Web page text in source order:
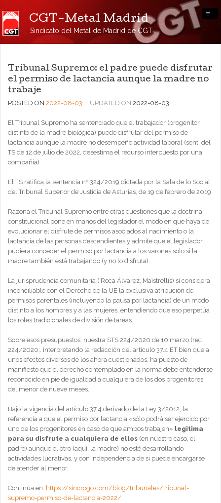
CGT-Metal Madrid
Sindicato del Metal de Madrid de CGT
-
Tribunal Supremo: el padre puede disfrutar
el permiso de lactancia aunque la madre no
trabaje
POSTED ON 2022-08-03 UPDATED ON 2022-08-03
El Tribunal Supremo ha sentenciado que el trabajador (progenitor
distinto de la madre biológica) puede disfrutar del permiso de
lactancia aunque la madre no desempeñe actividad laboral (sent. del
TS de 12 de julio de 2022, desestima el recurso interpuesto por una
compañía).
El TS ratifica la sentencia nº 324/2019 dictada por la Sala de lo Social
del Tribunal Superior de Justicia de Asturias, de 19 de febrero de 2019.
Razona el Tribunal Supremo entre otras cuestiones que la doctrina
constitucional pone en manos del legislador el modo en que haya de
evolucionar el disfrute de permisos asociados al nacimiento o la
lactancia de las personas descendientes y admite que el legislador
pudiera conceder el permiso por lactancia a los varones solo si la
madre también está trabajando (y no lo disfruta).
La jurisprudencia comunitaria ( Roca Álvarez, Maïstrellis) sí considera
inconciliable con el Derecho de la UE la exclusiva atribución de
permisos parentales (incluyendo la pausa por lactancia) de un modo
distinto a los hombres y a las mujeres, entendiendo que eso perpetúa
los roles tradicionales de división de tareas.
Sobre esos presupuestos, nuestra STS 224/2020 de 10 marzo (rec.
224/2020;. interpretando la redacción del artículo 37.4 ET bien que a
unos efectos diversos de los ahora cuestionados, ha puesto de
manifiesto que el derecho contemplado en la norma debe entenderse
reconocido en pie de igualdad a cualquiera de los dos progenitores
del menor de nueve meses.
Bajo la vigencia del artículo 37.4 derivado de la Ley 3/2012, la
referencia a que el permiso por lactancia «sólo podrá ser ejercido por
uno de los progenitores en caso de que ambos trabajen» legitima
para su disfrute a cualquiera de ellos (en nuestro caso, el
padre) aunque el otro (aquí, la madre) no esté desarrollando
actividades lucrativas, y con independencia de si puede encargarse
de atender al menor.
Continúa en: https://sincrogo.com/blog/tribunales/tribunal-
supremo-permiso-de-lactancia-2022/